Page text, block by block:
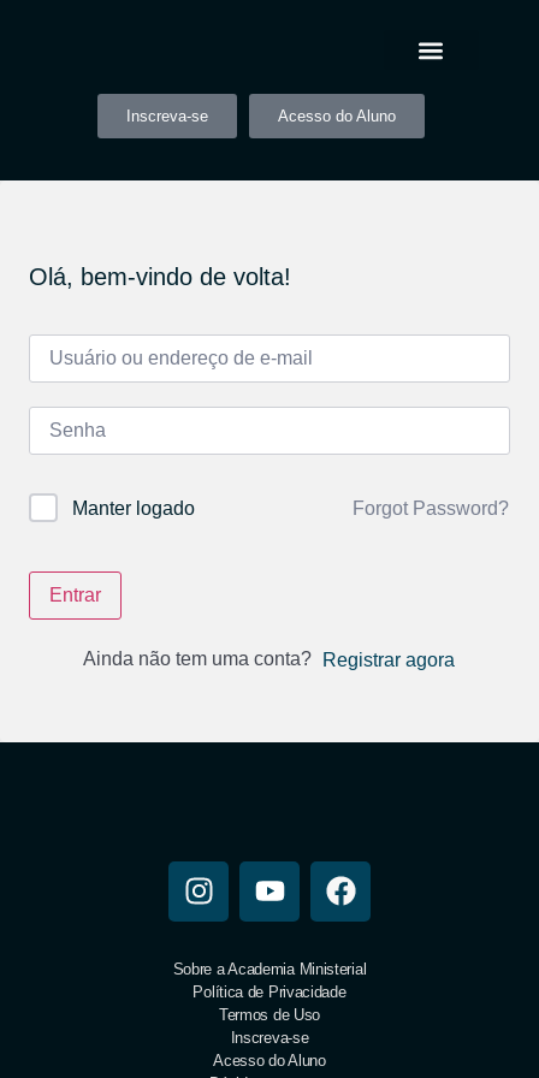
Inscreva-se Acesso do Aluno
Olá, bem-vindo de volta!
Manter logado Forgot Password?
Entrar
Ainda não tem uma conta? Registrar agora
Sobre a Academia Ministerial
Política de Privacidade
Termos de Uso
Inscreva-se
Acesso do Aluno